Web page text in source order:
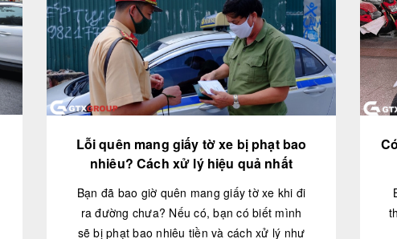
Lỗi quên mang giấy tờ xe bị phạt bao
nhiêu? Cách xử lý hiệu quả nhất
Bạn đã bao giờ quên mang giấy tờ xe khi đi
ra đường chưa? Nếu có, bạn có biết mình
sẽ bị phạt bao nhiêu tiền và cách xử lý như